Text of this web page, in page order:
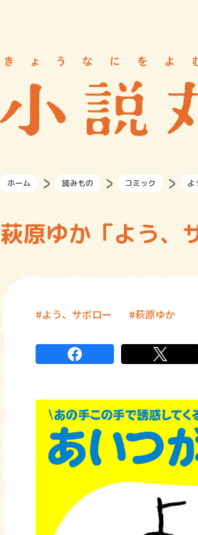
ホーム 読みもの コミック よ
萩原ゆか「よう、
よう、サボロー 萩原ゆか